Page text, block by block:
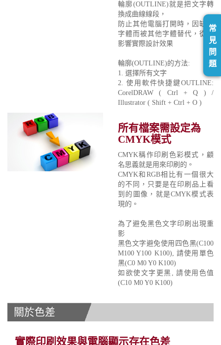
輪廓(OUTLINE)就是把文字轉
換成曲線線段，
防止其他電腦打開時，因缺少
字體而被其他字體替代，從而
影響實際設計效果
輪廓(OUTLINE)的方法:
1. 選擇所有文字
2. 使用軟件快捷鍵OUTLINE:
CorelDRAW ( Ctrl + Q ) /
Illustrator ( Shift + Ctrl + O )
所有檔案需設定為
CMYK模式
CMYK稱作印刷色彩模式，顧
名思義就是用來印刷的。
CMYK和RGB相比有一個很大
的不同，只要是在印刷品上看
到的圖像，就是CMYK模式表
現的。
為了避免黑色文字印刷出現重
影
黑色文字避免使用四色黑(C100
M100 Y100 K100), 請使用單色
黑(C0 M0 Y0 K100)
如欲使文字更黑, 請使用色值
(C10 M0 Y0 K100)
關於色差
實際印刷效果與電腦顯示存在色差
常
見
問
題